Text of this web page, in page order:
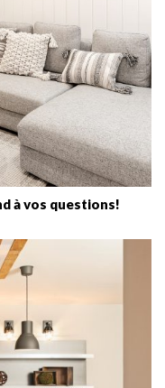
à vos questions!